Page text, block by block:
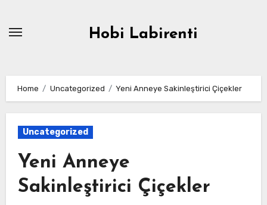
Hobi Labirenti
Home Uncategorized Yeni Anneye Sakinleştirici Çiçekler
Uncategorized
Yeni Anneye
Sakinleştirici Çiçekler